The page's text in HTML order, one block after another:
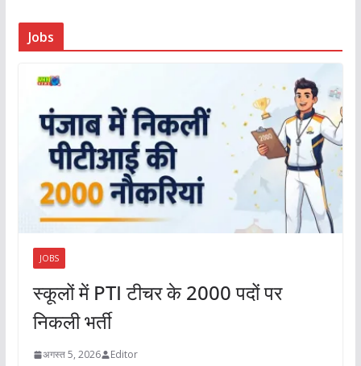
Jobs
JOBS
स्कूलों में PTI टीचर के 2000 पदों पर
निकली भर्ती
अगस्त 5, 2026 Editor